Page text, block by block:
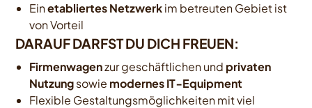
Einetabliertes Netzwerkim betreuten Gebiet ist
von Vorteil
DARAUF DARFST DU DICH FREUEN:
Firmenwagenzur geschäftlichen und privaten
Nutzungsowie modernes IT‑Equipment
Flexible Gestaltungsmöglichkeiten mit viel